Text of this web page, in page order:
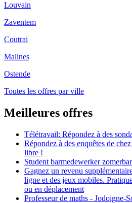
Louvain
Zaventem
Coutrai
Malines
Ostende
Toutes les offres par ville
Meilleures offres
Télétravail: Répondez à des
Répondez à des enquêtes de
libre !
Student barmedewerker
Gagnez un revenu
ligne et des jeux mobiles.
ou en déplacement
Professeur de maths - Jodoigne-